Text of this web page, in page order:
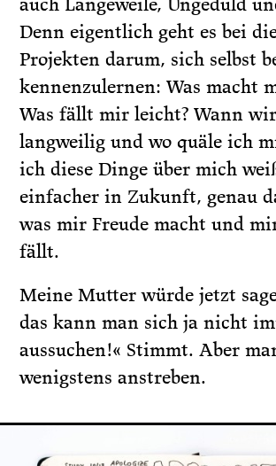
Denn eigentlich geht es bei
Projekten darum, sich selbst
kennenzulernen: Was macht
Was fällt mir leicht? Wann
langweilig und wo quäle ich
ich diese Dinge über mich
einfacher in Zukunft, genau
was mir Freude macht und
fällt.
Meine Mutter würde jetzt
das kann man sich ja nicht
aussuchen!« Stimmt. Aber
wenigstens anstreben.